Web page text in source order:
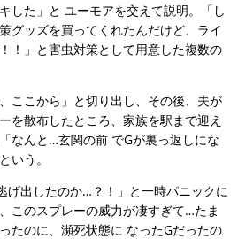
した」と ユーモアを交えて説明。「し
グッズを買ってくれたんだけど、ライ
！」と害虫対策として用意した複数の
ここから」と切り出し、その後、夫が
を散布したところ、家族を駅まで迎え
なんと…玄関の前 でGが裏っ返しにな
いう。
げ出したのか…？！」と一時パニックに
このスプレーの威力が凄すぎて…たま
たのに、瀕死状態に なったGだったの